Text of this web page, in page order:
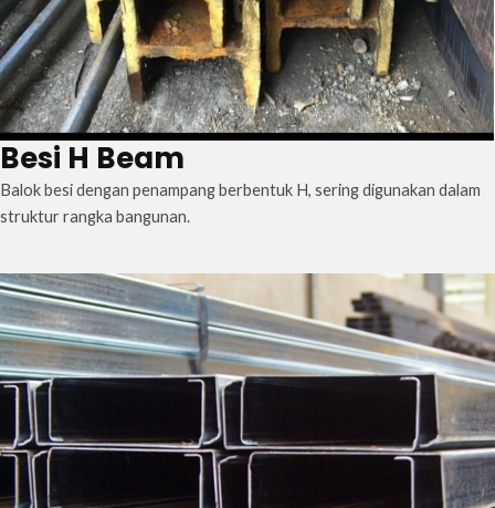
Besi H Beam
Balok besi dengan penampang berbentuk H, sering digunakan dalam
struktur rangka bangunan.